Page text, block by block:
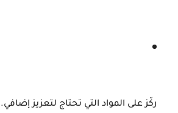
ركّزعلى المواد التي تحتاج لتعزيزإضافي.